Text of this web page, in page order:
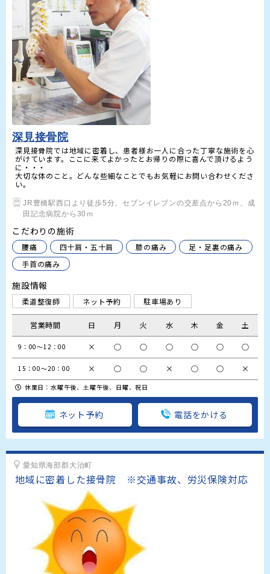
深見接骨院
深見接骨院では地域に密着し、患者様お一人に合った丁寧な施術を心
がけています。ここに来てよかったとお帰りの際に喜んで頂けるよう
に・・・
大切な体のこと。どんな些細なことでもお気軽にお問い合わせくださ
い。
JR豊橋駅西口より徒歩5分、セブンイレブンの交差点から20ｍ、成
田記念病院から30ｍ
こだわりの施術
腰痛 四十肩・五十肩 膝の痛み
足・足裏の痛み
手首の痛み
施設情報
柔道整復師 ネット予約 駐車場あり
営業時間 日 月 火 水 木 金 土
9：00～12：00 × ○ ○ ○ ○ ○ ○
15：00～20：00 × ○ ○ × ○ ○ ×
休業日：水曜午後、土曜午後、日曜、祝日
ネット予約 電話をかける
愛知県海部郡大治町
地域に密着した接骨院　※交通事故、労災保険対応